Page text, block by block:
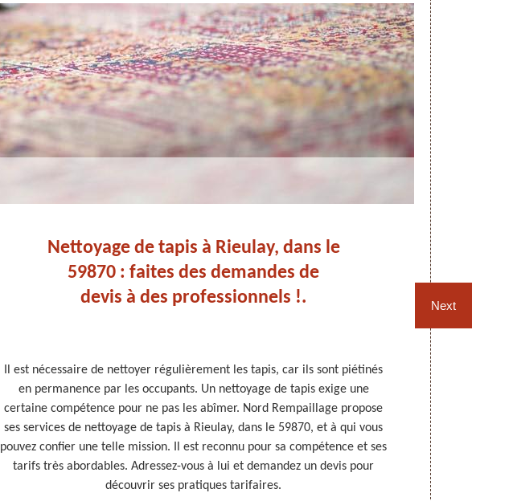
Nettoyage de tapis à Rieulay, dans le
59870 : faites des demandes de
devis à des professionnels !.
Il est nécessaire de nettoyer régulièrement les tapis, car ils sont piétinés
en permanence par les occupants. Un nettoyage de tapis exige une
certaine compétence pour ne pas les abîmer. Nord Rempaillage propose
ses services de nettoyage de tapis à Rieulay, dans le 59870, et à qui vous
pouvez confier une telle mission. Il est reconnu pour sa compétence et ses
tarifs très abordables. Adressez-vous à lui et demandez un devis pour
découvrir ses pratiques tarifaires.
Next